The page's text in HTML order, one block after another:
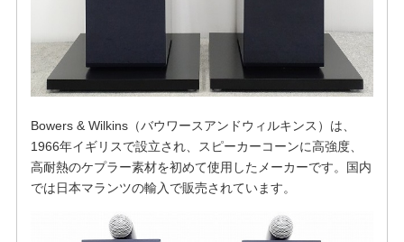
Bowers & Wilkins（バウワースアンドウィルキンス）は、
1966年イギリスで設立され、スピーカーコーンに高強度、
高耐熱のケプラー素材を初めて使用したメーカーです。国内
では日本マランツの輸入で販売されています。